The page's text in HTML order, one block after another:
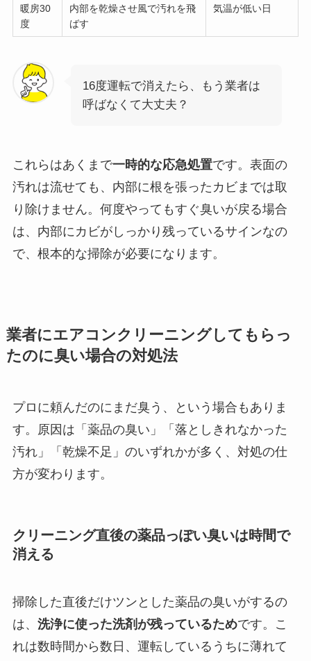
暖房30
度
内部を乾燥させ風で汚れを飛
ばす
気温が低い日
16度運転で消えたら、もう業者は
呼ばなくて大丈夫？
これらはあくまで一時的な応急処置です。表面の
汚れは流せても、内部に根を張ったカビまでは取
り除けません。何度やってもすぐ臭いが戻る場合
は、内部にカビがしっかり残っているサインなの
で、根本的な掃除が必要になります。
業者にエアコンクリーニングしてもらっ
たのに臭い場合の対処法
プロに頼んだのにまだ臭う、という場合もありま
す。原因は「薬品の臭い」「落としきれなかった
汚れ」「乾燥不足」のいずれかが多く、対処の仕
方が変わります。
クリーニング直後の薬品っぽい臭いは時間で
消える
掃除した直後だけツンとした薬品の臭いがするの
は、 洗浄に使った洗剤が残っているためです。こ
れは数時間から数日、運転しているうちに薄れて